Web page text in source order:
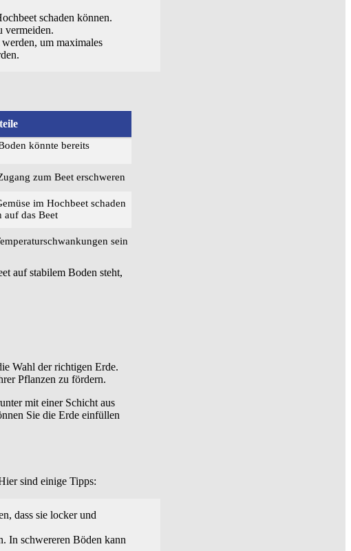
schaden können.
vermeiden.
um maximales
könnte bereits
zum Beet erschweren
im Hochbeet schaden
auf das Beet
sein
auf stabilem Boden steht,
Wahl der richtigen Erde.
Pflanzen zu fördern.
mit einer Schicht aus
Sie die Erde einfüllen
sind einige Tipps:
dass sie locker und
In schwereren Böden kann